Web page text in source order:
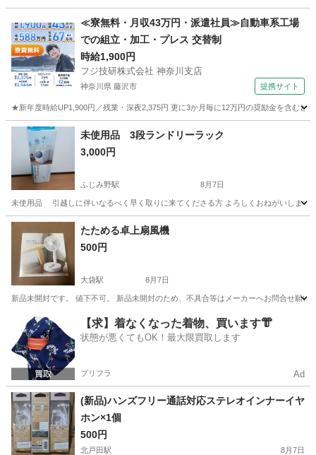
川越市駅 プロジェクター、ホームシアター
プロジェクター
≪寮無料・月収43万円・派遣社員≫自動車系工場
での組立・加工・プレス 交替制
時給1,900円
フジ技研株式会社 神奈川支店
神奈川県 藤沢市 提携サイト
★新年度時給UP1,900円／残業・深夜2,375円 更に3か月毎に12万円の奨励金を含む
神奈川 藤沢市 その他
未使用品 3段ランドリーラック
3,000円
ふじみ野駅 8月7日
未使用品 引越しに伴いなるべく早く取りに来てくださる方 よろしくおねがいします
埼玉 ふじみ野市 ふじみ野駅 生活家電
たためる卓上扇風機
500円
大袋駅 8月7日
新品未開封です。 値下不可。 新品未開封のため、不具合等はメーカーへお問合せ願い
埼玉 越谷市 大袋駅 季節、空調家電
【求】着なくなった着物、買います👘
状態が悪くてもOK！最大限買取します
プリフラ Ad
(新品)ハンズフリー通話対応ステレオインナーイヤ
ホン×1個
500円
北戸田駅 8月7日